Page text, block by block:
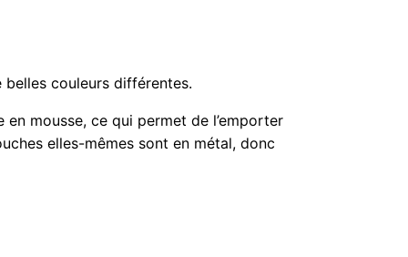
couleurs différentes.
mousse, ce qui permet de l’emporter
elles-mêmes sont en métal, donc